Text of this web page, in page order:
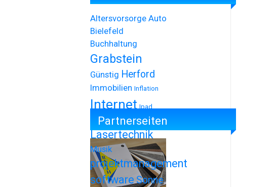
Altersvorsorge Auto
Bielefeld
Buchhaltung
Grabstein
Günstig Herford
Immobilien Inflation
Internet Ipad
Iphone
Lasertechnik
Musik
projektmanagement
softwareSonne
Partnerseiten